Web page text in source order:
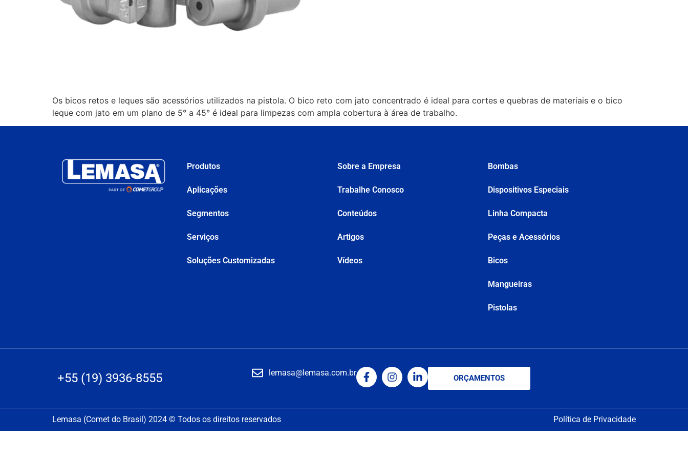
Os bicos retos e leques são acessórios utilizados na pistola. O bico reto com jato concentrado é ideal para cortes e quebras de materiais e o bico
leque com jato em um plano de 5° a 45° é ideal para limpezas com ampla cobertura à área de trabalho.
Produtos
Aplicações
Segmentos
Serviços
Soluções Customizadas
Sobre a Empresa
Trabalhe Conosco
Conteúdos
Artigos
Vídeos
Bombas
Dispositivos Especiais
Linha Compacta
Peças e Acessórios
Bicos
Mangueiras
Pistolas
+55 (19) 3936-8555 lemasa@lemasa.com.br
ORÇAMENTOS
Lemasa (Comet do Brasil) 2024 © Todos os direitos reservados Política de Privacidade